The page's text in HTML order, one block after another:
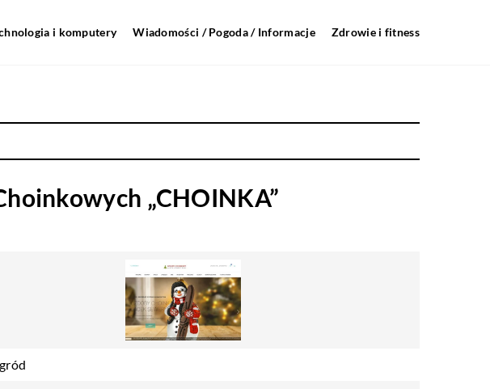
i komputery Wiadomości / Pogoda / Informacje Zdrowie i fitness
„CHOINKA”